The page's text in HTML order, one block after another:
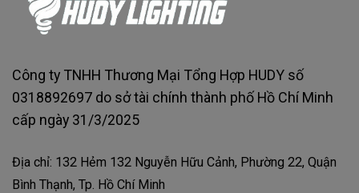
Công ty TNHH Thương Mại Tổng Hợp HUDY số
0318892697 do sở tài chính thành phố Hồ Chí Minh
cấp ngày 31/3/2025
Địa chỉ: 132 Hẻm 132 Nguyễn Hữu Cảnh, Phường 22, Quận
Bình Thạnh, Tp. Hồ Chí Minh